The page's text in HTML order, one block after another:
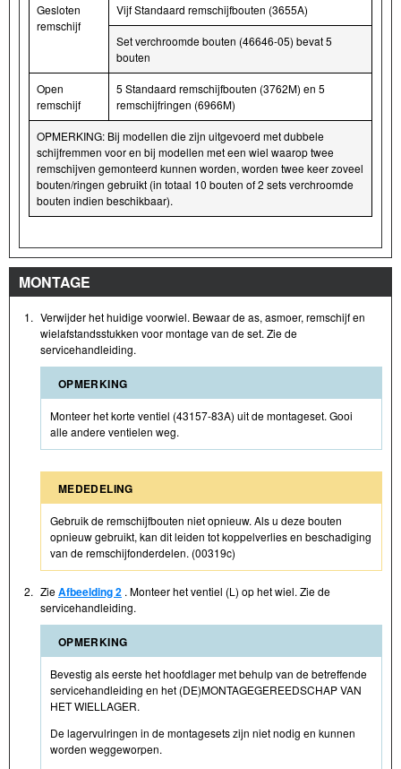
Gesloten
remschijf
Vijf Standaard remschijfbouten (3655A)
Set verchroomde bouten (46646-05) bevat 5
bouten
Open
remschijf
5 Standaard remschijfbouten (3762M) en 5
remschijfringen (6966M)
OPMERKING: Bij modellen die zijn uitgevoerd met dubbele
schijfremmen voor en bij modellen met een wiel waarop twee
remschijven gemonteerd kunnen worden, worden twee keer zoveel
bouten/ringen gebruikt (in totaal 10 bouten of 2 sets verchroomde
bouten indien beschikbaar).
MONTAGE
1. Verwijder het huidige voorwiel. Bewaar de as, asmoer, remschijf en
wielafstandsstukken voor montage van de set. Zie de
servicehandleiding.
OPMERKING
Monteer het korte ventiel (43157-83A) uit de montageset. Gooi
alle andere ventielen weg.
MEDEDELING
Gebruik de remschijfbouten niet opnieuw. Als u deze bouten
opnieuw gebruikt, kan dit leiden tot koppelverlies en beschadiging
van de remschijfonderdelen. (00319c)
2. ZieAfbeelding 2 . Monteer het ventiel (L) op het wiel. Zie de
servicehandleiding.
OPMERKING
Bevestig als eerste het hoofdlager met behulp van de betreffende
servicehandleiding en het (DE)MONTAGEGEREEDSCHAP VAN
HET WIELLAGER.
De lagervulringen in de montagesets zijn niet nodig en kunnen
worden weggeworpen.